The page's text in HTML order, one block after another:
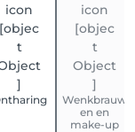
Wenkbrauw
en en
make-up